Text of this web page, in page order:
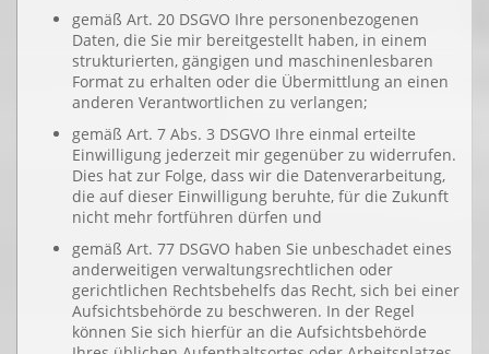
gemäß Art. 20 DSGVO Ihre personenbezogenen
Daten, die Sie mir bereitgestellt haben, in einem
strukturierten, gängigen und maschinenlesbaren
Format zu erhalten oder die Übermittlung an einen
anderen Verantwortlichen zu verlangen;
gemäß Art. 7 Abs. 3 DSGVO Ihre einmal erteilte
Einwilligung jederzeit mir gegenüber zu widerrufen.
Dies hat zur Folge, dass wir die Datenverarbeitung,
die auf dieser Einwilligung beruhte, für die Zukunft
nicht mehr fortführen dürfen und
gemäß Art. 77 DSGVO haben Sie unbeschadet eines
anderweitigen verwaltungsrechtlichen oder
gerichtlichen Rechtsbehelfs das Recht, sich bei einer
Aufsichtsbehörde zu beschweren. In der Regel
können Sie sich hierfür an die Aufsichtsbehörde